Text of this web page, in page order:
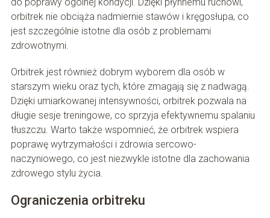
orbitrek nie obciąża nadmiernie stawów i kręgosłupa, co
jest szczególnie istotne dla osób z problemami
zdrowotnymi.
Orbitrek jest również dobrym wyborem dla osób w
starszym wieku oraz tych, które zmagają się z nadwagą.
Dzięki umiarkowanej intensywności, orbitrek pozwala na
długie sesje treningowe, co sprzyja efektywnemu spalaniu
tłuszczu. Warto także wspomnieć, że orbitrek wspiera
poprawę wytrzymałości i zdrowia sercowo-
naczyniowego, co jest niezwykle istotne dla zachowania
zdrowego stylu życia.
Ograniczenia orbitreku